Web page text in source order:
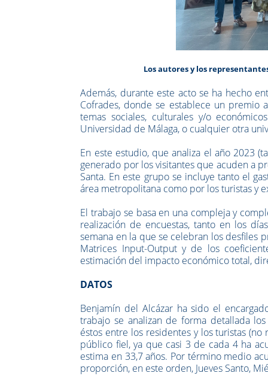
Los autores y los
Además, durante este acto se ha hecho
Cofrades, donde se establece un premio
temas sociales, culturales y/o
Universidad de Málaga, o cualquier otra
En este estudio, que analiza el año 2023
generado por los visitantes que acuden a
Santa. En este grupo se incluye tanto el
área metropolitana como por los turistas y
El trabajo se basa en una compleja y
realización de encuestas, tanto en los
semana en la que se celebran los desfiles
Matrices Input-Output y de los
estimación del impacto económico total,
DATOS
Benjamín del Alcázar ha sido el
trabajo se analizan de forma detallada
éstos entre los residentes y los turistas
público fiel, ya que casi 3 de cada 4 ha
estima en 33,7 años. Por término medio
proporción, en este orden, Jueves Santo,